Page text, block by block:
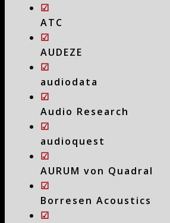
☑
ATC
☑
AUDEZE
☑
audiodata
☑
Audio Research
☑
audioquest
☑
AURUM von Quadral
☑
Borresen Acoustics
☑